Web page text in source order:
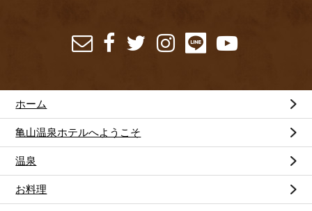
ホーム
亀山温泉ホテルへようこそ
温泉
お料理